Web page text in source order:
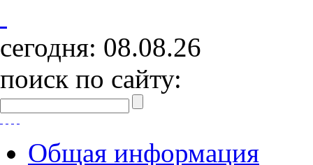
сегодня: 08.08.26
поиск по сайту:
Общая информация